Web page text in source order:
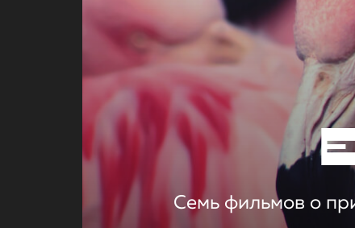
Семь фильмов о